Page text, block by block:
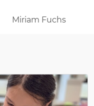
Miriam Fuchs